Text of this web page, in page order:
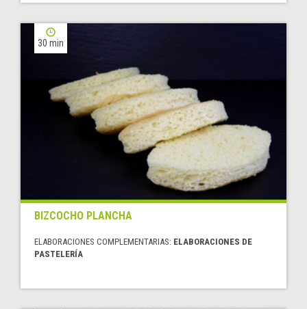
30 min
BIZCOCHO PLANCHA
ELABORACIONES COMPLEMENTARIAS: ELABORACIONES DE
PASTELERÍA